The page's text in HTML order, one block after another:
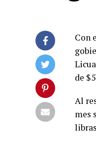
Con
de
Al
mes